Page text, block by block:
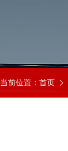
当前位置： 首页